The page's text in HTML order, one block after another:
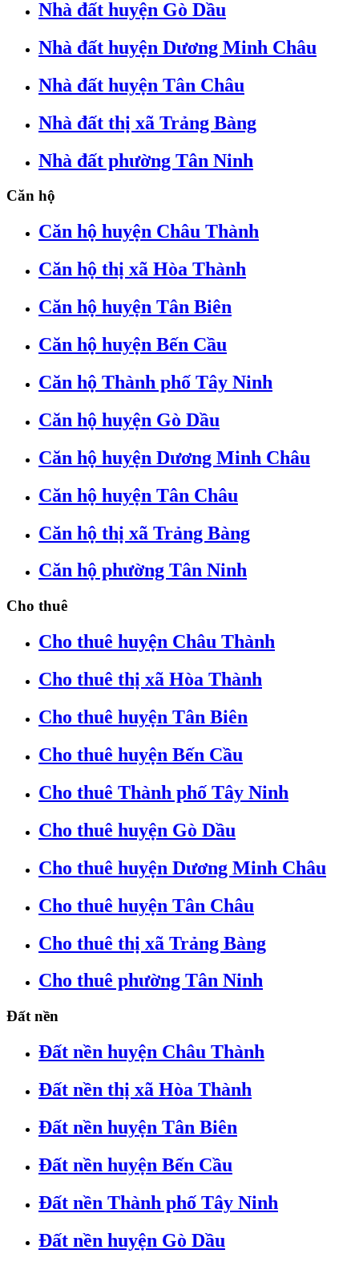
Nhà đất huyện Gò Dầu
Nhà đất huyện Dương Minh Châu
Nhà đất huyện Tân Châu
Nhà đất thị xã Trảng Bàng
Nhà đất phường Tân Ninh
Căn hộ
Căn hộ huyện Châu Thành
Căn hộ thị xã Hòa Thành
Căn hộ huyện Tân Biên
Căn hộ huyện Bến Cầu
Căn hộ Thành phố Tây Ninh
Căn hộ huyện Gò Dầu
Căn hộ huyện Dương Minh Châu
Căn hộ huyện Tân Châu
Căn hộ thị xã Trảng Bàng
Căn hộ phường Tân Ninh
Cho thuê
Cho thuê huyện Châu Thành
Cho thuê thị xã Hòa Thành
Cho thuê huyện Tân Biên
Cho thuê huyện Bến Cầu
Cho thuê Thành phố Tây Ninh
Cho thuê huyện Gò Dầu
Cho thuê huyện Dương Minh Châu
Cho thuê huyện Tân Châu
Cho thuê thị xã Trảng Bàng
Cho thuê phường Tân Ninh
Đất nền
Đất nền huyện Châu Thành
Đất nền thị xã Hòa Thành
Đất nền huyện Tân Biên
Đất nền huyện Bến Cầu
Đất nền Thành phố Tây Ninh
Đất nền huyện Gò Dầu